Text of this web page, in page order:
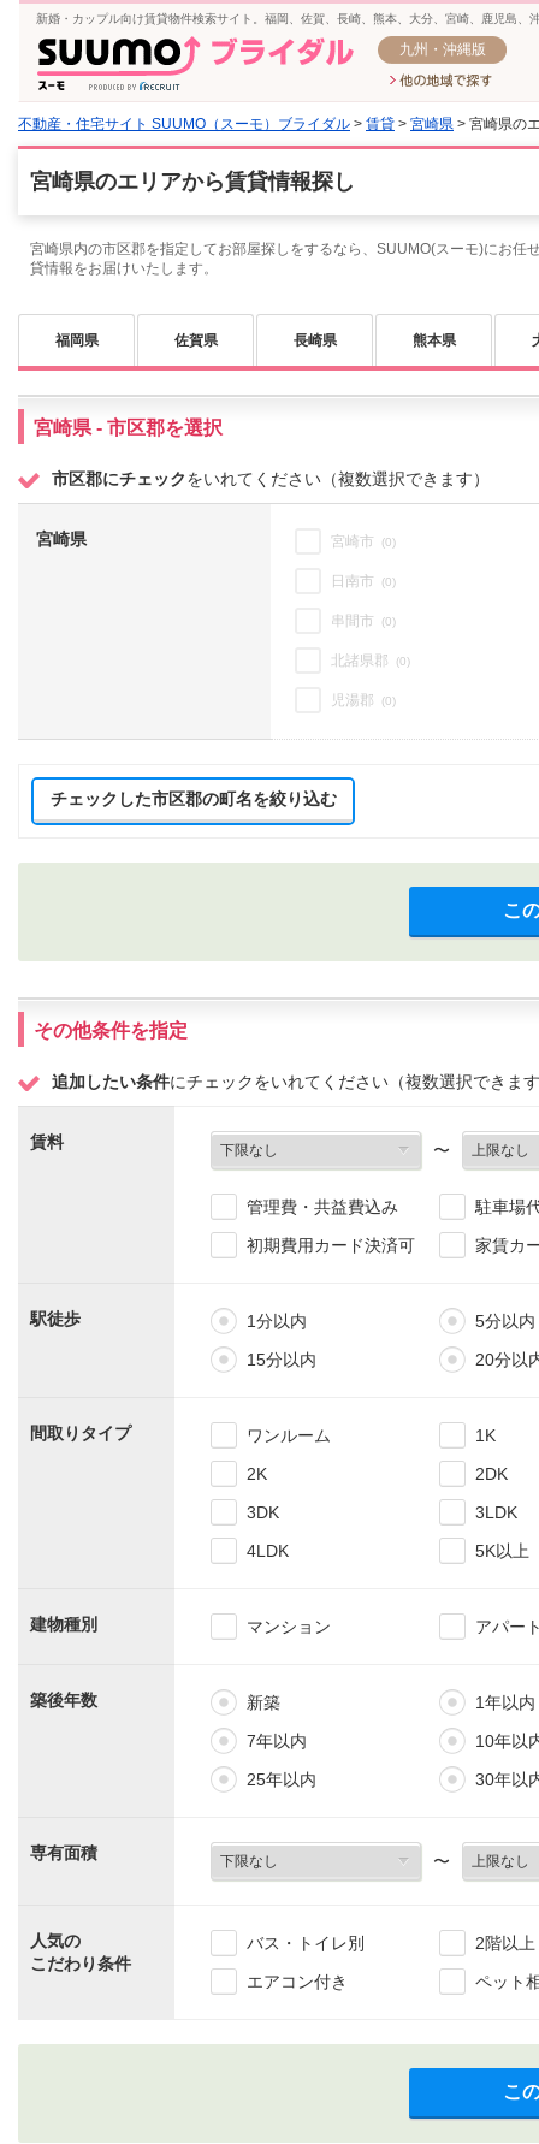
新婚・カップル向け賃貸物件検索サイト。福岡、佐賀、長崎、熊本、大分、宮崎、鹿児島
九州・沖縄版
不動産・住宅サイト SUUMO（スーモ）ブライダル > 賃貸 > 宮崎県 > 宮崎県の
宮崎県のエリアから賃貸情報探し
宮崎県内の市区郡を指定してお部屋探しをするなら、SUUMO(スーモ)にお
貸情報をお届けいたします。
福岡県 佐賀県 長崎県 熊本県
宮崎県 - 市区郡を選択
市区郡にチェックをいれてください（複数選択できます）
宮崎県 宮崎市 (0)
日南市 (0)
串間市 (0)
北諸県郡 (0)
児湯郡 (0)
チェックした市区郡の町名を絞り込む
こ
その他条件を指定
追加したい条件にチェックをいれてください（複数選択できま
賃料 〜
管理費・共益費込み
駐車場
初期費用カード決済可
家賃カ
駅徒歩 1分以内
5分以内
15分以内
20分以
間取りタイプ ワンルーム
1K
2K
2DK
3DK
3LDK
4LDK
5K以上
建物種別 マンション アパー
築後年数 新築
1年以内
7年以内
10年以
25年以内
30年以
専有面積 〜
人気の
こだわり条件
バス・トイレ別
2階以上
エアコン付き
ペット
こ